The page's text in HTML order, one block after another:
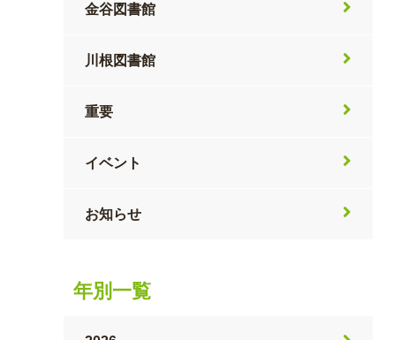
金谷図書館
川根図書館
重要
イベント
お知らせ
年別一覧